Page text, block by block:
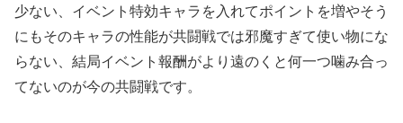
少ない、イベント特効キャラを入れてポイントを増やそう
にもそのキャラの性能が共闘戦では邪魔すぎて使い物にな
らない、結局イベント報酬がより遠のくと何一つ噛み合っ
てないのが今の共闘戦です。